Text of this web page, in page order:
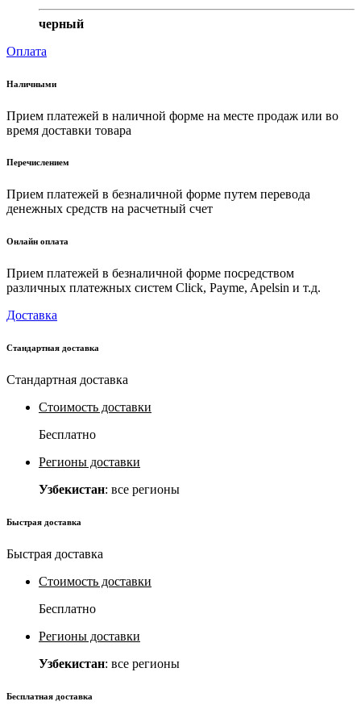
черный
Оплата
Наличными
Прием платежей в наличной форме на месте продаж или во
время доставки товара
Перечислением
Прием платежей в безналичной форме путем перевода
денежных средств на расчетный счет
Онлайн оплата
Прием платежей в безналичной форме посредством
различных платежных систем Click, Payme, Apelsin и т.д.
Доставка
Стандартная доставка
Стандартная доставка
Стоимость доставки
Бесплатно
Регионы доставки
Узбекистан: все регионы
Быстрая доставка
Быстрая доставка
Стоимость доставки
Бесплатно
Регионы доставки
Узбекистан: все регионы
Бесплатная доставка